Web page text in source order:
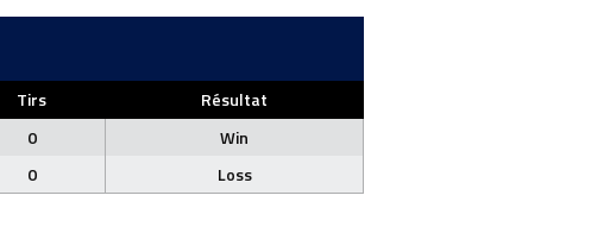
Tirs
Résultat
0
Win
0 Loss